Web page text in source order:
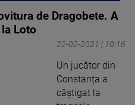
de Dragobete. A
Loto
22-02-2021 | 10:16
Un jucător din
Constanța a
câștigat la